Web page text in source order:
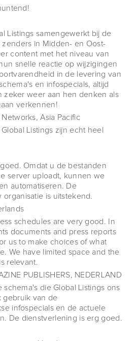
Listings samengewerkt bij de
in Midden- en Oost-
content met het niveau van
snelle reactie op wijzigingen
in de levering van
en infospecials, altijd
zeker weer aan hen denken als
verkennen!
Asia Pacific
Listings zijn echt heel
Omdat u de bestanden
server uploadt, kunnen we
automatiseren. De
is uitstekend.
schedules are very good. In
documents and press reports
us to make choices of what
We have limited space and the
relevant.
PUBLISHERS, NEDERLAND
schema's die Global Listings ons
gebruik van de
infospecials en de actuele
De dienstverlening is erg goed.